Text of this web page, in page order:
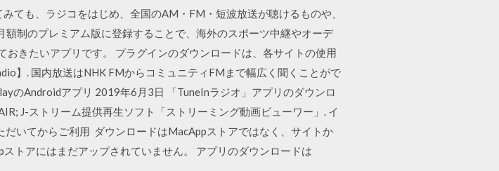
ても、ラジコをはじめ、全国のAM・FM・短波放送が聴けるものや、
制のプレミアム版に登録することで、海外のスポーツ中継やオーデ
きたいアプリです。 プラグインのダウンロードは、各サイトの使用
】. 国内放送はNHK FMからコミュニティFMまで幅広く聞くことがで
のAndroidアプリ 2019年6月3日 「TuneInラジオ」アプリのダウンロ
J-ストリーム提供再生ソフト「ストリーミング動画ビューワー」. イ
いてからご利用 ダウンロードはMacAppストアではなく、サイトか
トアにはまだアップされていません。 アプリのダウンロードは